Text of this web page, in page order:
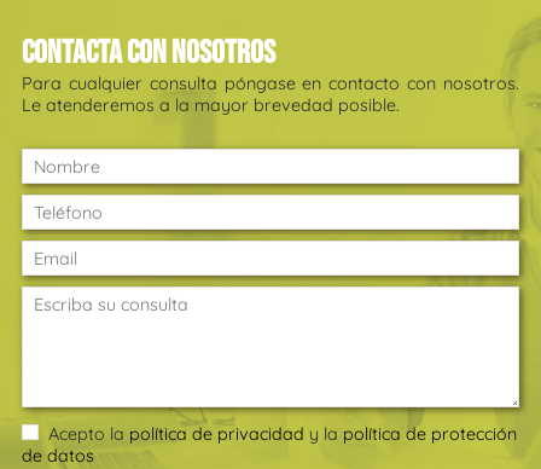
Contacta con nosotros
Para cualquier consulta póngase en contacto con nosotros.
Le atenderemos a la mayor brevedad posible.
Acepto la política de privacidad y la política de protección
de datos